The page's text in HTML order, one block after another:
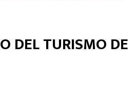
DEL TURISMO DE